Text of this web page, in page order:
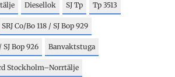
Diesellok SJ Tp Tp 3513
SRJ Co/Bo 118 / SJ Bop 929
SJ Bop 926 Banvaktstuga
Stockholm–Norrtälje